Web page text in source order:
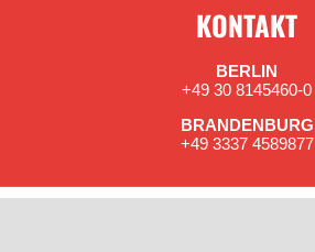
KONTAKT
BERLIN
+49 30 8145460-0
BRANDENBURG
+49 3337 4589877